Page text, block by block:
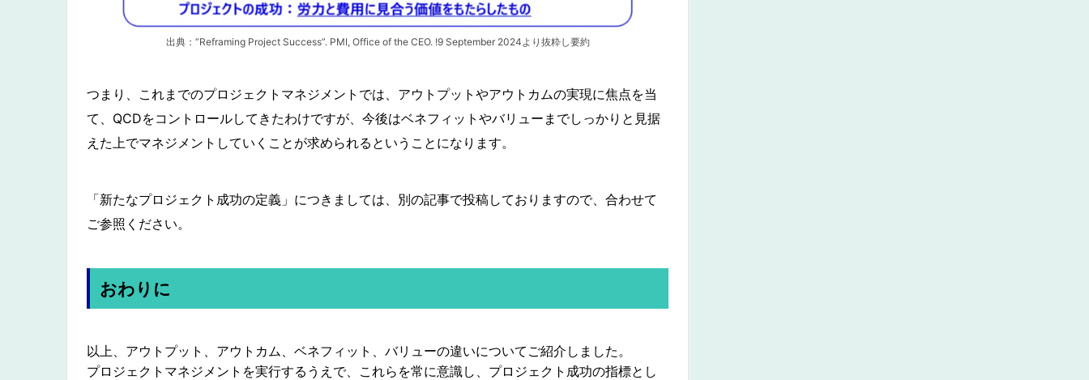
出典：”Reframing Project Success”. PMI, Office of the CEO. !9 September 2024より抜粋し要約
つまり、これまでのプロジェクトマネジメントでは、アウトプットやアウトカムの実現に焦点を当
て、QCDをコントロールしてきたわけですが、今後はベネフィットやバリューまでしっかりと見据
えた上でマネジメントしていくことが求められるということになります。
「新たなプロジェクト成功の定義」につきましては、別の記事で投稿しておりますので、合わせて
ご参照ください。
おわりに
以上、アウトプット、アウトカム、ベネフィット、バリューの違いについてご紹介しました。
プロジェクトマネジメントを実行するうえで、これらを常に意識し、プロジェクト成功の指標とし